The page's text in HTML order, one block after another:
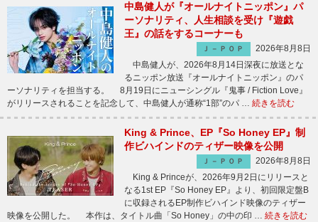
中島健人が『オールナイトニッポン』パ
ーソナリティ、人生相談を受け『遊戯
王』の話をするコーナーも
Ｊ－ＰＯＰ
2026年8月8日
中島健人が、2026年8月14日深夜に放送とな
るニッポン放送『オールナイトニッポン』のパ
ーソナリティを担当する。 8月19日にニューシングル『鬼事 / Fiction Love』
がリリースされることを記念して、中島健人が通称“1部”のパ … 続きを読む
King & Prince、EP『So Honey EP』制
作ビハインドのティザー映像を公開
Ｊ－ＰＯＰ
2026年8月8日
King & Princeが、2026年9月2日にリリースと
なる1st EP『So Honey EP』より、初回限定盤B
に収録されるEP制作ビハインド映像のティザー
映像を公開した。 本作は、タイトル曲「So Honey」の中の印 … 続きを読む